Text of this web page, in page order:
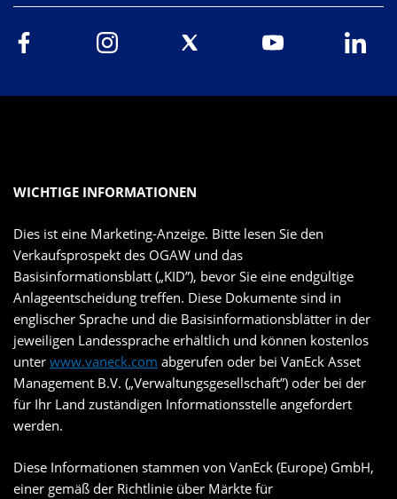
WICHTIGE INFORMATIONEN
Dies ist eine Marketing-Anzeige. Bitte lesen Sie den
Verkaufsprospekt des OGAW und das
Basisinformationsblatt („KID”), bevor Sie eine endgültige
Anlageentscheidung treffen. Diese Dokumente sind in
englischer Sprache und die Basisinformationsblätter in der
jeweiligen Landessprache erhältlich und können kostenlos
unter www.vaneck.com abgerufen oder bei VanEck Asset
Management B.V. („Verwaltungsgesellschaft”) oder bei der
für Ihr Land zuständigen Informationsstelle angefordert
werden.
Diese Informationen stammen von VanEck (Europe) GmbH,
einer gemäß der Richtlinie über Märkte für